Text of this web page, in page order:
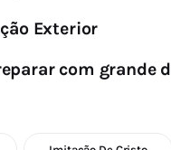
Exterior
com